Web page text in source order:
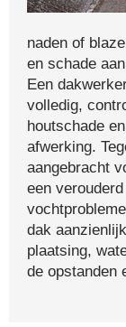
naden of
en schade
Een
volledig,
houtschade en
afwerking.
aangebracht
een
dak
plaatsing,
de opstanden